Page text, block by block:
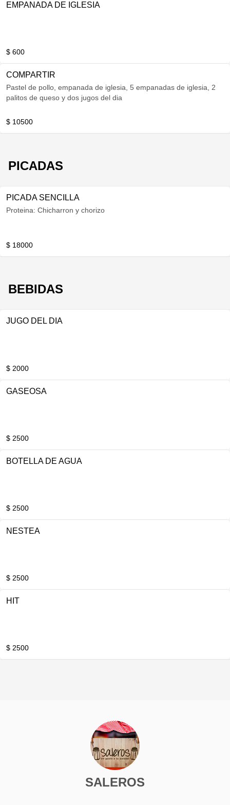
EMPANADA DE IGLESIA
$ 600
COMPARTIR
Pastel de pollo, empanada de iglesia, 5 empanadas de iglesia, 2
palitos de queso y dos jugos del dia
$ 10500
PICADAS
PICADA SENCILLA
Proteina: Chicharron y chorizo
$ 18000
BEBIDAS
JUGO DEL DIA
$ 2000
GASEOSA
$ 2500
BOTELLA DE AGUA
$ 2500
NESTEA
$ 2500
HIT
$ 2500
SALEROS